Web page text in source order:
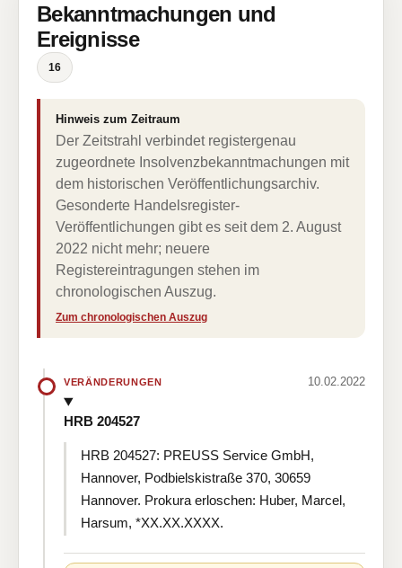
Bekanntmachungen und
Ereignisse
16
Hinweis zum Zeitraum
Der Zeitstrahl verbindet registergenau
zugeordnete Insolvenzbekanntmachungen mit
dem historischen Veröffentlichungsarchiv.
Gesonderte Handelsregister-
Veröffentlichungen gibt es seit dem 2. August
2022 nicht mehr; neuere
Registereintragungen stehen im
chronologischen Auszug.
Zum chronologischen Auszug
VERÄNDERUNGEN 10.02.2022
HRB 204527
HRB 204527: PREUSS Service GmbH,
Hannover, Podbielskistraße 370, 30659
Hannover. Prokura erloschen: Huber, Marcel,
Harsum, *XX.XX.XXXX.